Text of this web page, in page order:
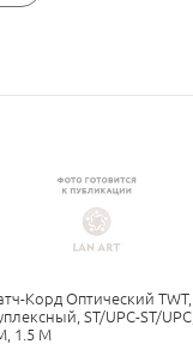
Корд Оптический TWT,
ST/UPC-ST/UPC,
1.5 М